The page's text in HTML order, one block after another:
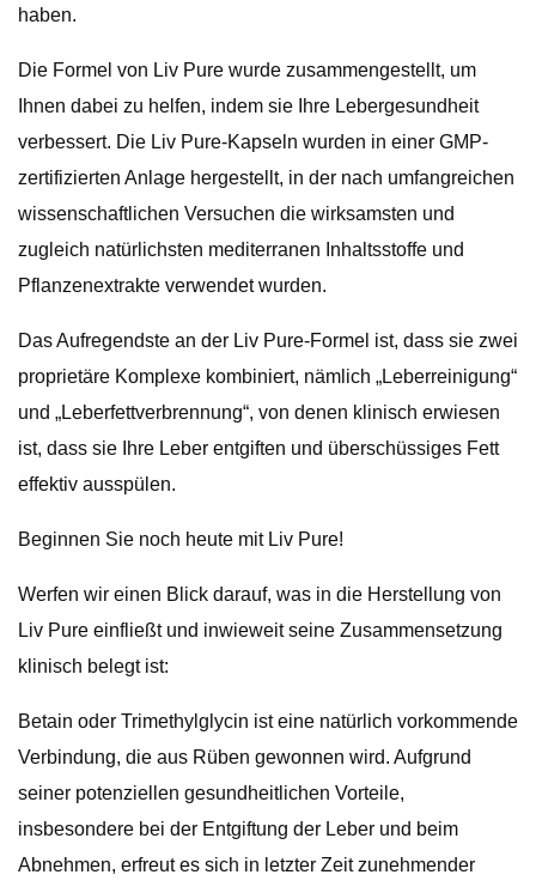
haben.
Die Formel von Liv Pure wurde zusammengestellt, um
Ihnen dabei zu helfen, indem sie Ihre Lebergesundheit
verbessert. Die Liv Pure-Kapseln wurden in einer GMP-
zertifizierten Anlage hergestellt, in der nach umfangreichen
wissenschaftlichen Versuchen die wirksamsten und
zugleich natürlichsten mediterranen Inhaltsstoffe und
Pflanzenextrakte verwendet wurden.
Das Aufregendste an der Liv Pure-Formel ist, dass sie zwei
proprietäre Komplexe kombiniert, nämlich „Leberreinigung“
und „Leberfettverbrennung“, von denen klinisch erwiesen
ist, dass sie Ihre Leber entgiften und überschüssiges Fett
effektiv ausspülen.
Beginnen Sie noch heute mit Liv Pure!
Werfen wir einen Blick darauf, was in die Herstellung von
Liv Pure einfließt und inwieweit seine Zusammensetzung
klinisch belegt ist:
Betain oder Trimethylglycin ist eine natürlich vorkommende
Verbindung, die aus Rüben gewonnen wird. Aufgrund
seiner potenziellen gesundheitlichen Vorteile,
insbesondere bei der Entgiftung der Leber und beim
Abnehmen, erfreut es sich in letzter Zeit zunehmender